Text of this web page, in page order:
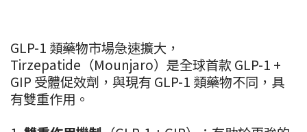
GLP-1 類藥物市場急速擴大，
Tirzepatide（Mounjaro）是全球首款 GLP-1 +
GIP 受體促效劑，與現有 GLP-1 類藥物不同，具
有雙重作用。